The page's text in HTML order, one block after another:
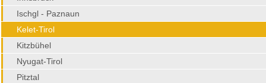
Ischgl - Paznaun
Kelet-Tirol
Kitzbühel
Nyugat-Tirol
Pitztal